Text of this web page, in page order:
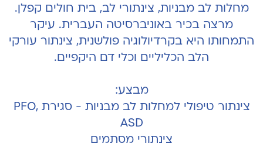
מחלות לב מבניות, צינתורי לב, בית חולים קפלן.
מרצה בכיר באוניברסיטה העברית. עיקר
התמחותו היא בקרדיולוגיה פולשנית, צינתור עורקי
הלב הכליליים וכלי דם היקפיים.
מבצע:
צינתור טיפולי למחלות לב מבניות - סגירת PFO,
ASD
צינתורי מסתמים